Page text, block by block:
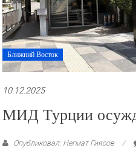
Ближний Восток
10.12.2025
МИД Турции
Опубликовал: Негмат Гиясов